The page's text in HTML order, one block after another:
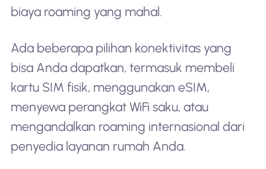
biaya roaming yang mahal.
Ada beberapa pilihan konektivitas yang
bisa Anda dapatkan, termasuk membeli
kartu SIM fisik, menggunakan eSIM,
menyewa perangkat WiFi saku, atau
mengandalkan roaming internasional dari
penyedia layanan rumah Anda.